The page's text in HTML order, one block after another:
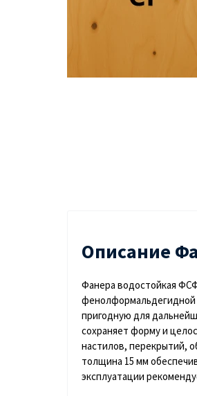
Описание
Фанера водостойкая
фенолформальдегидной
пригодную для
сохраняет форму и
настилов, перекрытий,
толщина 15 мм
эксплуатации